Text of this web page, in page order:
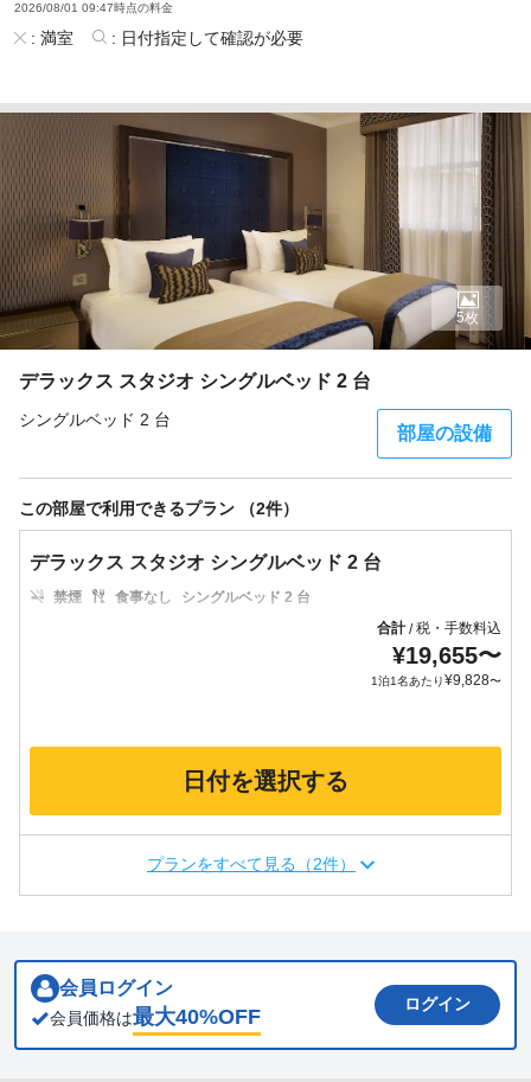
2026/08/01 09:47時点の料金
: 満室 : 日付指定して確認が必要
デラックス スタジオ シングルベッド 2 台
シングルベッド 2 台
部屋の設備
5枚
この部屋で利用できるプラン （2件）
デラックス スタジオ シングルベッド 2 台
禁煙 食事なし
シングルベッド 2 台
合計/税・手数料込
¥19,655〜
1泊1名あたり¥9,828〜
日付を選択する
プランをすべて見る（2件）
会員ログイン
会員価格は最大40%OFF
ログイン